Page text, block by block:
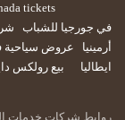
tickets
في جورجيا للشباب
أرمينيا
عروض سياحية
ايطاليا
بيع رولكس
روابط شركات خدمات